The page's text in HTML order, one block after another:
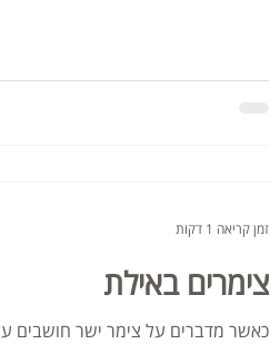
צימרים באילת
כאשר מדברים על צימר ישר חושבים
זמן קריאה 1 דקות